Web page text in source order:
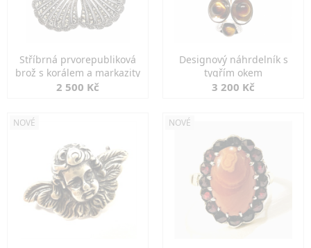
Stříbrná prvorepubliková
brož s korálem a markazity
2 500 Kč
Designový náhrdelník s
tygřím okem
3 200 Kč
NOVÉ NOVÉ